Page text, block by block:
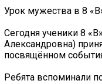
️Урок мужества в 8
Сегодня ученики 8
Александровна)
посвящённом
Ребята вспоминали